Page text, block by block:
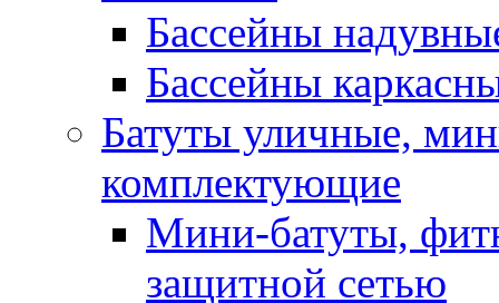
Бассейны
Бассейны
Батуты уличные,
комплектующие
Мини-батуты,
защитной сетью